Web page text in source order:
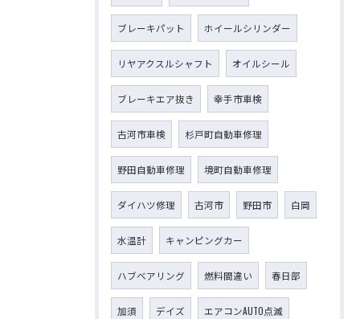
ブレーキパット ホイールシリンダー
リヤアクスルシャフト オイルシール
ブレーキエア抜き 幸手市車検
古河市車検 杉戸町自動車修理
野田自動車修理 境町自動車修理
ダイハツ修理 古河市 野田市 白岡
水温計 キャンピングカー
ハブベアリング 燃料間違い 春日部
加須 デイズ エアコンAUTO点滅